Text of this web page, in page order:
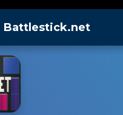
Battlestick.net